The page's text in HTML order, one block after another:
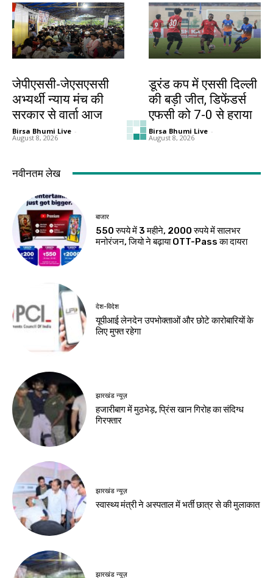
जेपीएससी-जेएसएससी
अभ्यर्थी न्याय मंच की
सरकार से वार्ता आज
Birsa Bhumi Live -
August 8, 2026
डूरंड कप में एससी दिल्ली
की बड़ी जीत, डिफेंडर्स
एफसी को 7-0 से हराया
Birsa Bhumi Live -
August 8, 2026
खेल
थॉम्पसन की घातक
गेंदबाजी, 54 रन पर ढेर
Birsa Bhumi Live
देश-विदेश
मप्र में आज तीन जिलों में
देश-विदेश
रूस से तेल खरीदने वाले
देशों पर अमेरिकी दबाव
बढ़ा
Birsa Bhumi Live
नवीनतम लेख